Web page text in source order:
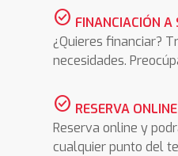
check_circle FINANCIACIÓN A
¿Quieres financiar?
necesidades.
check_circle RESERVA
Reserva online y
cualquier punto del